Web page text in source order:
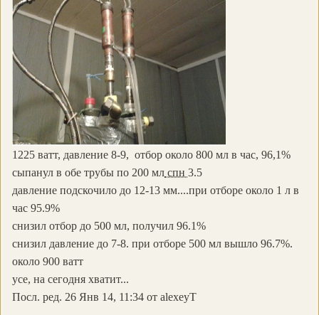
1225 ватт, давление 8-9, отбор около 800 мл в час, 96,1%
сыпанул в обе трубы по 200 мл спн 3.5
давление подскочило до 12-13 мм....при отборе около 1 л в
час 95.9%
снизил отбор до 500 мл, получил 96.1%
снизил давление до 7-8. при отборе 500 мл вышло 96.7%.
около 900 ватт
усе, на сегодня хватит...
Посл. ред. 26 Янв 14, 11:34 от alexeyT